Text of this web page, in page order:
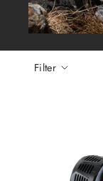
Filter